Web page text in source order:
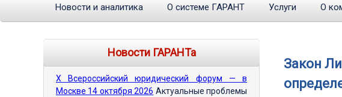
Новости и аналитика О системе ГАРАНТ Услуги О
Закон
Новости ГАРАНТа
Х Всероссийский юридический форум — в
Москве 14 октября 2026 Актуальные проблемы